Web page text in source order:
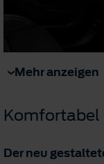
Mehr anzeigen
Komfortabel
Der neu